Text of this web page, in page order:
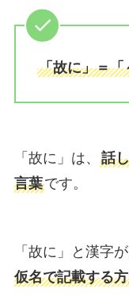
「故に」＝「
「故に」は、 話
言葉です。
「故に」と漢字
仮名で記載する